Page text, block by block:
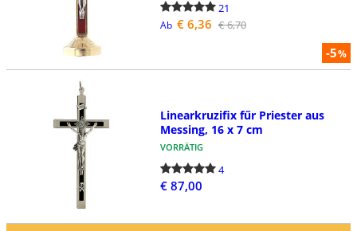
-5%
21
Ab € 6,36 € 6,70
Linearkruzifix fűr Priester aus
Messing, 16 x 7 cm
VORRÄTIG
4
€ 87,00